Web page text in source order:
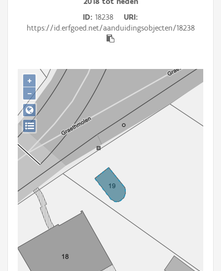
Gebeurtenis
Downloads
Hergebruik
Aanmelden
ID 18238
URI
https://id.erfgoed.net/aanduidingsobjecten/18238
+
−